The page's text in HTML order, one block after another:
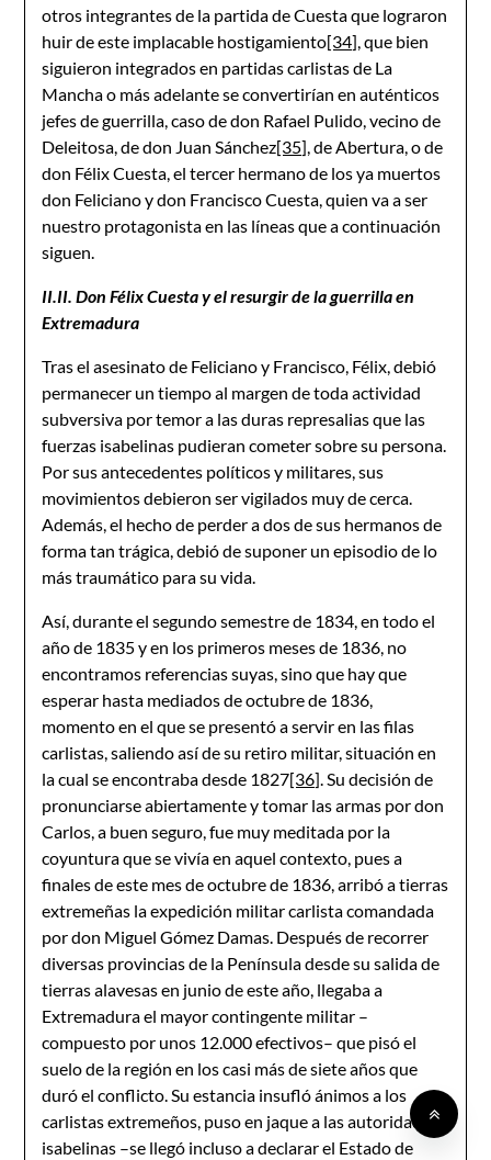
otros integrantes de la partida de Cuesta que lograron
huir de este implacable hostigamiento[34], que bien
siguieron integrados en partidas carlistas de La
Mancha o más adelante se convertirían en auténticos
jefes de guerrilla, caso de don Rafael Pulido, vecino de
Deleitosa, de don Juan Sánchez[35], de Abertura, o de
don Félix Cuesta, el tercer hermano de los ya muertos
don Feliciano y don Francisco Cuesta, quien va a ser
nuestro protagonista en las líneas que a continuación
siguen.
II.II. Don Félix Cuesta y el resurgir de la guerrilla en
Extremadura
Tras el asesinato de Feliciano y Francisco, Félix, debió
permanecer un tiempo al margen de toda actividad
subversiva por temor a las duras represalias que las
fuerzas isabelinas pudieran cometer sobre su persona.
Por sus antecedentes políticos y militares, sus
movimientos debieron ser vigilados muy de cerca.
Además, el hecho de perder a dos de sus hermanos de
forma tan trágica, debió de suponer un episodio de lo
más traumático para su vida.
Así, durante el segundo semestre de 1834, en todo el
año de 1835 y en los primeros meses de 1836, no
encontramos referencias suyas, sino que hay que
esperar hasta mediados de octubre de 1836,
momento en el que se presentó a servir en las filas
carlistas, saliendo así de su retiro militar, situación en
la cual se encontraba desde 1827[36]. Su decisión de
pronunciarse abiertamente y tomar las armas por don
Carlos, a buen seguro, fue muy meditada por la
coyuntura que se vivía en aquel contexto, pues a
finales de este mes de octubre de 1836, arribó a tierras
extremeñas la expedición militar carlista comandada
por don Miguel Gómez Damas. Después de recorrer
diversas provincias de la Península desde su salida de
tierras alavesas en junio de este año, llegaba a
Extremadura el mayor contingente militar –
compuesto por unos 12.000 efectivos– que pisó el
suelo de la región en los casi más de siete años que
duró el conflicto. Su estancia insufló ánimos a los
carlistas extremeños, puso en jaque a las autoridades
isabelinas –se llegó incluso a declarar el Estado de